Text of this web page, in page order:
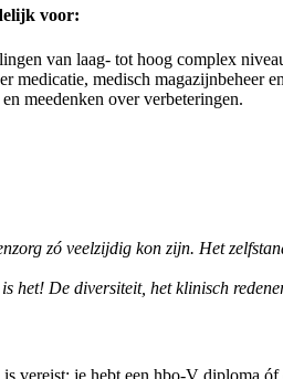
voor:
van laag- tot hoog complex
medicatie, medisch magazijnbeheer
meedenken over verbeteringen.
zó veelzijdig kon zijn. Het
het! De diversiteit, het klinisch
vereist: je hebt een hbo-V diploma